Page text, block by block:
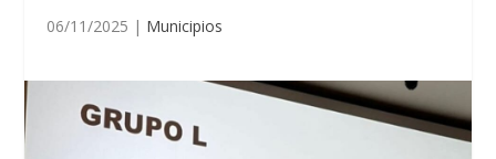
06/11/2025 | Municipios